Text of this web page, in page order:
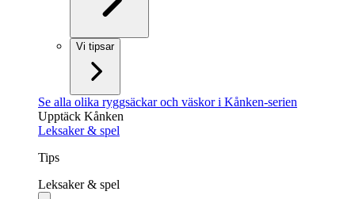
Vi tipsar
Se alla olika ryggsäckar och väskor i Kånken-serien
Upptäck Kånken
Leksaker & spel
Tips
Leksaker & spel